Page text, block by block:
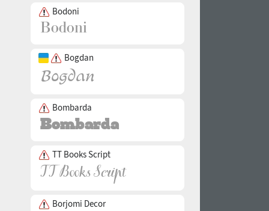
Bodoni
Bogdan
Bombarda
TT Books Script
Borjomi Decor